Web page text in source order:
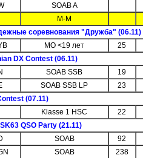
SOAB A
M-M
соревнования "Дружба" (06.11)
MO <19 лет
25
DX Contest (06.11)
SOAB SSB
19
SOAB SSB LP
23
(07.11)
Klasse 1 HSC
22
QSO Party (21.11)
SOAB
92
SOAB
238